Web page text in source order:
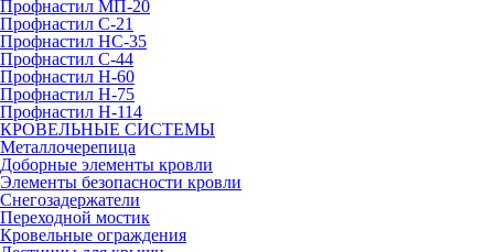
Профнастил МП-20
Профнастил С-21
Профнастил НС-35
Профнастил С-44
Профнастил Н-60
Профнастил Н-75
Профнастил Н-114
КРОВЕЛЬНЫЕ СИСТЕМЫ
Металлочерепица
Доборные элементы кровли
Элементы безопасности кровли
Снегозадержатели
Переходной мостик
Кровельные ограждения